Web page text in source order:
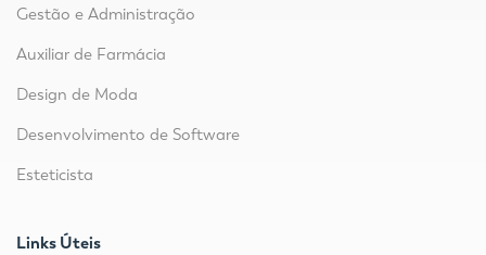
Gestão e Administração
Auxiliar de Farmácia
Design de Moda
Desenvolvimento de Software
Esteticista
Links Úteis